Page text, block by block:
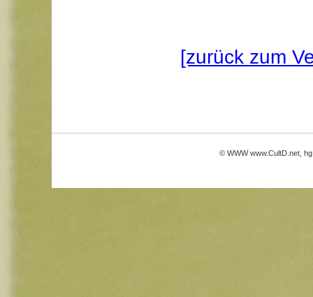
[zurück zum
© WWWwww.CultD.net ,